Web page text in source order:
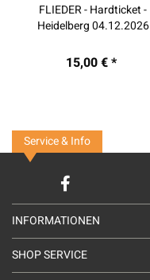
FLIEDER - Hardticket -
Heidelberg 04.12.2026
15,00 € *
Service & Info
INFORMATIONEN
SHOP SERVICE